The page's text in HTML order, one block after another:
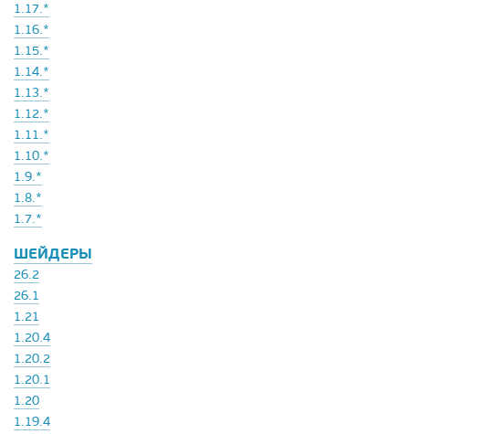
1.17.*
1.16.*
1.15.*
1.14.*
1.13.*
1.12.*
1.11.*
1.10.*
1.9.*
1.8.*
1.7.*
ШЕЙДЕРЫ
26.2
26.1
1.21
1.20.4
1.20.2
1.20.1
1.20
1.19.4